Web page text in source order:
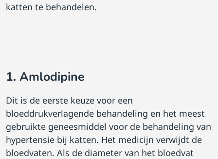
katten te behandelen.
1. Amlodipine
Dit is de eerste keuze voor een
bloeddrukverlagende behandeling en het meest
gebruikte geneesmiddel voor de behandeling van
hypertensie bij katten. Het medicijn verwijdt de
bloedvaten. Als de diameter van het bloedvat